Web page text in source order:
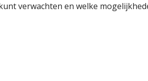
verwachten en welke